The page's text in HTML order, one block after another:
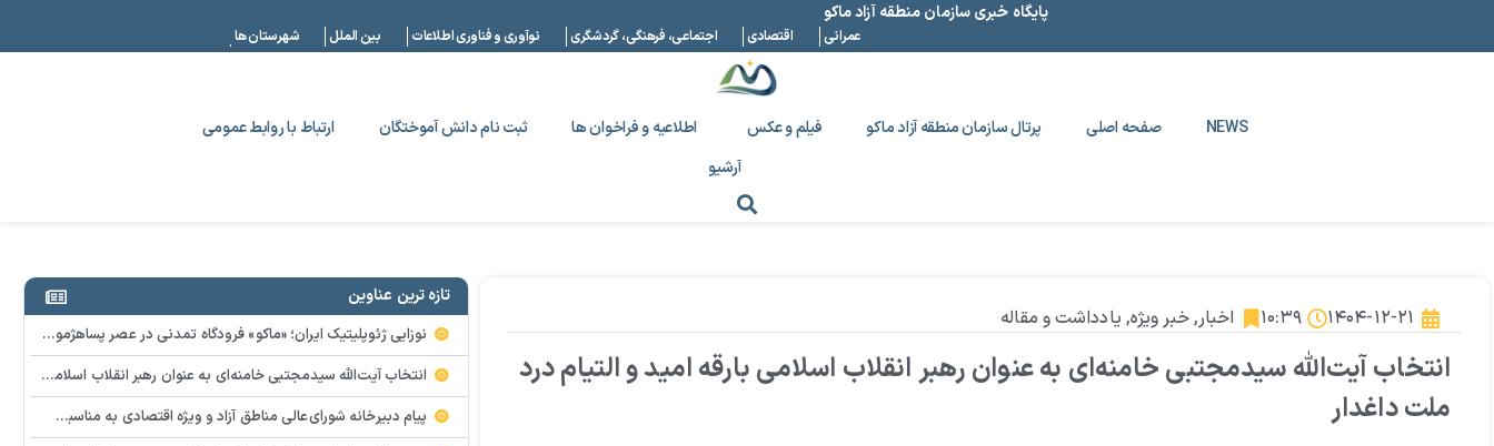
پایگاه خبری سازمان منطقه آزاد ماکو
عمرانی اقتصادی اجتماعی، فرهنگی، گردشگری نوآوری و فناوری اطلاعات بین الملل شهرستان ها
NEWS صفحه اصلی پرتال سازمان منطقه آزاد ماکو فیلم و عکس اطلاعیه و فراخوان ها ثبت نام دانش آموختگان
ارتباط با روابط عمومی
آرشیو
۱۴۰۴-۱۲-۲۱ ۱۰:۳۹ اخبار,خبر ویژه, یادداشت و مقاله
انتخاب آیت‌الله سیدمجتبی خامنه‌ای به عنوان رهبر انقلاب اسلامی بارقه امید و التیام درد
ملت داغدار
تازه ترین عناوین
نوزایی ژئوپلیتیک ایران؛ «ماکو» فرودگاه تمدنی در عصر پساهژمونی
انتخاب آیت‌الله سیدمجتبی خامنه‌ای به عنوان رهبر انقلاب اسلامی بارقه امید و التیام درد ملت داغدار
پیام دبیرخانه شورای‌عالی مناطق آزاد و ویژه اقتصادی به مناسبت انتخاب سومین رهبر انقلاب اسلامی ایران